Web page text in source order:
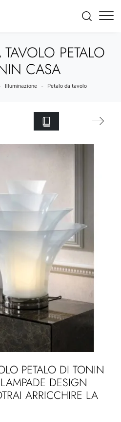
PETALO
CASA
Illuminazione - Petalo da tavolo
PETALO DI TONIN
DESIGN
ARRICCHIRE LA